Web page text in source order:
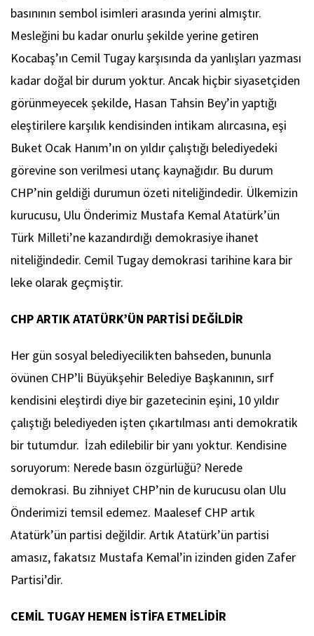
basınının sembol isimleri arasında yerini almıştır.
Mesleğini bu kadar onurlu şekilde yerine getiren
Kocabaş’ın Cemil Tugay karşısında da yanlışları yazması
kadar doğal bir durum yoktur. Ancak hiçbir siyasetçiden
görünmeyecek şekilde, Hasan Tahsin Bey’in yaptığı
eleştirilere karşılık kendisinden intikam alırcasına, eşi
Buket Ocak Hanım’ın on yıldır çalıştığı belediyedeki
görevine son verilmesi utanç kaynağıdır. Bu durum
CHP’nin geldiği durumun özeti niteliğindedir. Ülkemizin
kurucusu, Ulu Önderimiz Mustafa Kemal Atatürk’ün
Türk Milleti’ne kazandırdığı demokrasiye ihanet
niteliğindedir. Cemil Tugay demokrasi tarihine kara bir
leke olarak geçmiştir.
CHP ARTIK ATATÜRK’ÜN PARTİSİ DEĞİLDİR
Her gün sosyal belediyecilikten bahseden, bununla
övünen CHP’li Büyükşehir Belediye Başkanının, sırf
kendisini eleştirdi diye bir gazetecinin eşini, 10 yıldır
çalıştığı belediyeden işten çıkartılması anti demokratik
bir tutumdur. İzah edilebilir bir yanı yoktur. Kendisine
soruyorum: Nerede basın özgürlüğü? Nerede
demokrasi. Bu zihniyet CHP’nin de kurucusu olan Ulu
Önderimizi temsil edemez. Maalesef CHP artık
Atatürk’ün partisi değildir. Artık Atatürk’ün partisi
amasız, fakatsız Mustafa Kemal’in izinden giden Zafer
Partisi’dir.
CEMİL TUGAY HEMEN İSTİFA ETMELİDİR